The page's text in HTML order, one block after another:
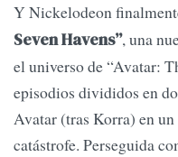
Y Nickelodeon
Seven Havens”, una
el universo de “Avatar:
episodios divididos en
Avatar (tras Korra) en
catástrofe. Perseguida